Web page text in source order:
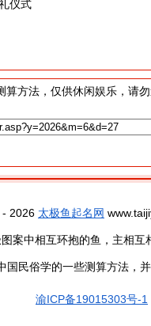
仪式
算方法，仅供休闲娱乐，请
2026 太极鱼起名网
案中相互环抱的鱼，主相
国民俗学的一些测算方法，
渝ICP备19015303号-1